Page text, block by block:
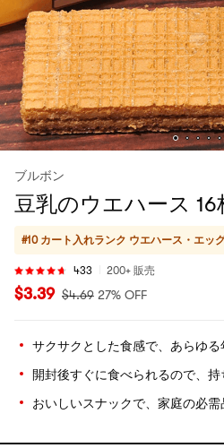
ブルボン
豆乳のウエハース 16
#10 カート入れランク ウエハース・エッ
433 200+ 販売
$3.39 $4.69 27% OFF
サクサクとした食感で、あらゆる
開封後すぐに食べられるので、持
おいしいスナックで、家庭の必需